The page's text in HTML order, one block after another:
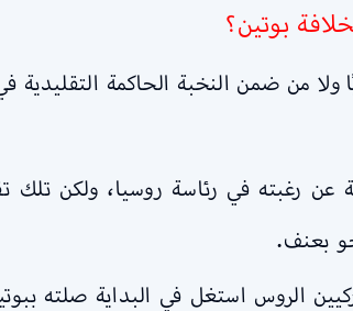
بوتين؟
ضمن النخبة الحاكمة التقليدية في
عن رغبته في رئاسة روسيا، ولكن تلك
بعنف.
الروس استغل في البداية صلته